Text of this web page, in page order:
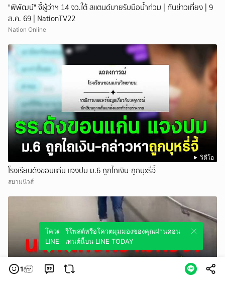
"พิพัฒน์" จี้ผู้ว่าฯ 14 จว.ใต้ สแตนด์บายรับมือน้ำท่วม | ทันข่าวเที่ยง | 9
ส.ค. 69 | NationTV22
Nation Online
วิดีโอ
โรงเรียนดังขอนแก่น แจงปม ม.6 ถูกไถเงิน-ถูกบุxรี่จี้
สยามนิวส์
1
โควตมุมมองของคุณผ่านคอนเทนต์นี้บน
LINE TODAY
รีโพสต์หรือโควตมุมมองของคุณผ่านคอน
เทนต์นี้บน LINE TODAY